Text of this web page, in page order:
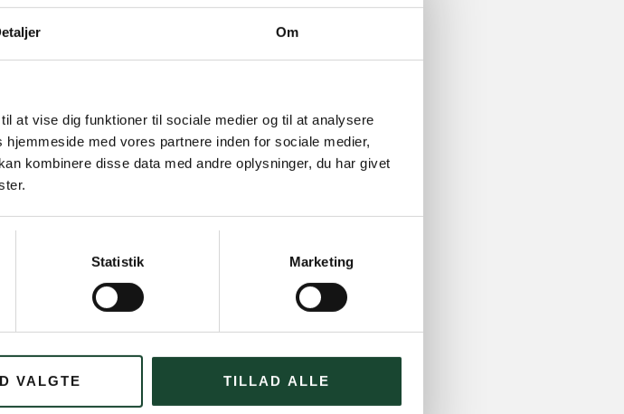
Om
at vise dig funktioner til sociale medier og til at analysere
med vores partnere inden for sociale medier,
kombinere disse data med andre oplysninger, du har givet
Statistik Marketing
VALGTE TILLAD ALLE
(25/10) havde
både Pink
Ryder Cup,
for årets bedste
81 slag den 27.
og 9-rækken, som
Birgit Peitersen, B,
9-rækken.
Turnering- og handicap